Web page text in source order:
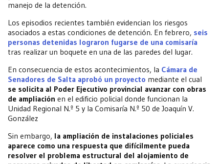
manejo de la detención.
Los episodios recientes también evidencian los riesgos
asociados a estas condiciones de detención. En febrero, seis
personas detenidas lograron fugarse de una comisaría
tras realizar un boquete en una de las paredes del lugar.
En consecuencia de estos acontecimientos, la Cámara de
Senadores de Salta aprobó un proyecto mediante el cual
se solicita al Poder Ejecutivo provincial avanzar con obras
de ampliación en el edificio policial donde funcionan la
Unidad Regional N.º 5 y la Comisaría N.º 50 de Joaquín V.
González
Sin embargo, la ampliación de instalaciones policiales
aparece como una respuesta que difícilmente pueda
resolver el problema estructural del alojamiento de